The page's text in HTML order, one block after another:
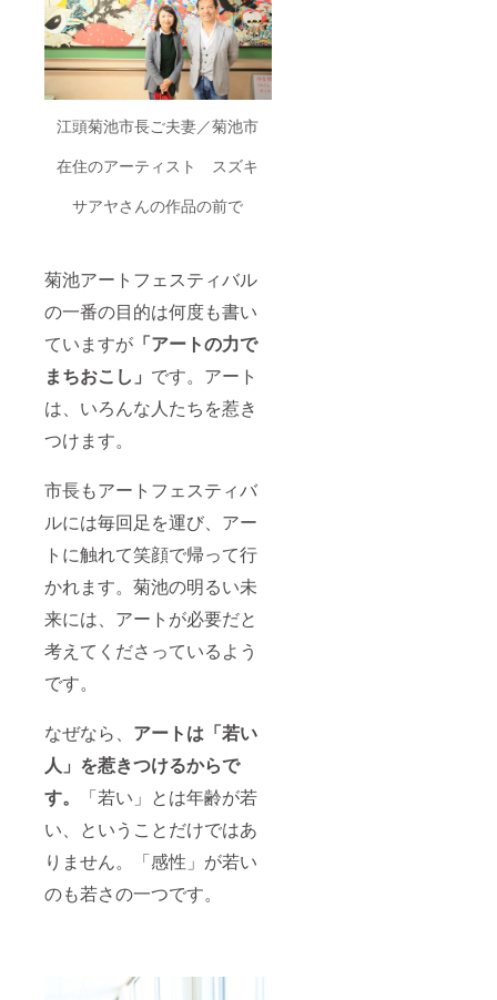
江頭菊池市長ご夫妻／菊池市
在住のアーティスト スズキ
サアヤさんの作品の前で
菊池アートフェスティバル
の一番の目的は何度も書い
ていますが 「アートの力で
まちおこし」 です。アート
は、いろんな人たちを惹き
つけます。
市長もアートフェスティバ
ルには毎回足を運び、アー
トに触れて笑顔で帰って行
かれます。菊池の明るい未
来には、アートが必要だと
考えてくださっているよう
です。
なぜなら、 アートは「若い
人」を惹きつけるからで
す。
「若い」とは年齢が若
い、ということだけではあ
りません。「感性」が若い
のも若さの一つです。